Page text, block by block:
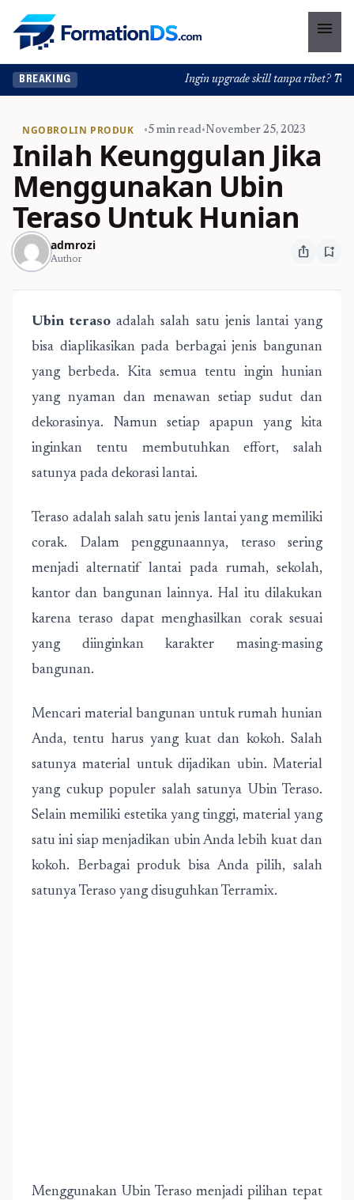
menu
BREAKING Ingin upgrade skill tanpa ribet?
NGOBROLIN PRODUK •5 min read•November 25, 2023
Inilah Keunggulan Jika
Menggunakan Ubin
Teraso Untuk Hunian
admrozi
Author ios_share bookmark_add
Ubin teraso adalah salah satu jenis lantai yang
bisa diaplikasikan pada berbagai jenis bangunan
yang berbeda. Kita semua tentu ingin hunian
yang nyaman dan menawan setiap sudut dan
dekorasinya. Namun setiap apapun yang kita
inginkan tentu membutuhkan effort, salah
satunya pada dekorasi lantai.
Teraso adalah salah satu jenis lantai yang memiliki
corak. Dalam penggunaannya, teraso sering
menjadi alternatif lantai pada rumah, sekolah,
kantor dan bangunan lainnya. Hal itu dilakukan
karena teraso dapat menghasilkan corak sesuai
yang diinginkan karakter masing-masing
bangunan.
Mencari material bangunan untuk rumah hunian
Anda, tentu harus yang kuat dan kokoh. Salah
satunya material untuk dijadikan ubin. Material
yang cukup populer salah satunya Ubin Teraso.
Selain memiliki estetika yang tinggi, material yang
satu ini siap menjadikan ubin Anda lebih kuat dan
kokoh. Berbagai produk bisa Anda pilih, salah
satunya Teraso yang disuguhkan Terramix.
Menggunakan Ubin Teraso menjadi pilihan tepat